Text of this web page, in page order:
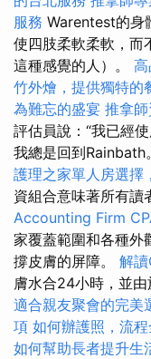
服務 Warentest的身
使四肢柔軟柔軟，而
這種感覺的人）。
竹外燴，提供獨特的
為難忘的盛宴 推拿
評估員說：“我已經
我總是回到Rainbath
護理之家單人房選擇
資組合意味著所有讀
Accounting Firm
家覆蓋範圍和各種外
撐皮膚的屏障。 解
膚水合24小時，並由
適合親友聚會的完美
項 如何辦護照，流
如何幫助長者提升生